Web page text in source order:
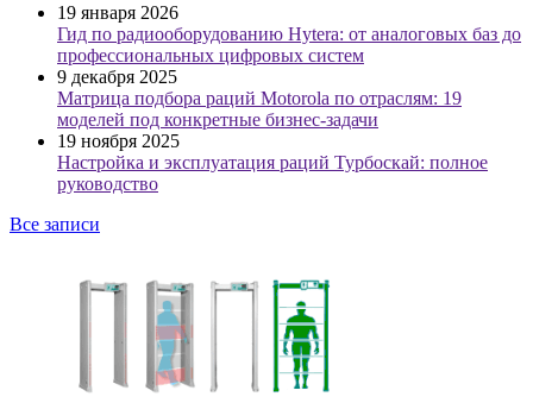
19 января 2026
Гид по радиооборудованию Hytera: от аналоговых баз до
профессиональных цифровых систем
9 декабря 2025
Матрица подбора раций Motorola по отраслям: 19
моделей под конкретные бизнес-задачи
19 ноября 2025
Настройка и эксплуатация раций Турбоскай: полное
руководство
Все записи